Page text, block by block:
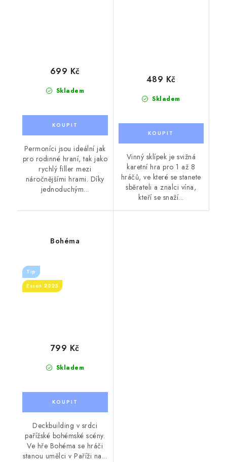
Skladem
699 Kč
Permoníci jsou ideální jak
pro rodinné hraní, tak jako
rychlý filler mezi
náročnějšími hrami. Díky
jednoduchým...
Skladem
489 Kč
Vinný sklípek je svižná
karetní hra pro 1 až 8
hráčů, ve které se stanete
sběrateli a znalci vína,
kteří se snaží...
Bohéma
Tip
Essen 2025
Skladem
799 Kč
Deckbuilding v srdci
pařížské bohémské scény.
Ve hře Bohéma se hráči
stanou umělci v Paříži na...